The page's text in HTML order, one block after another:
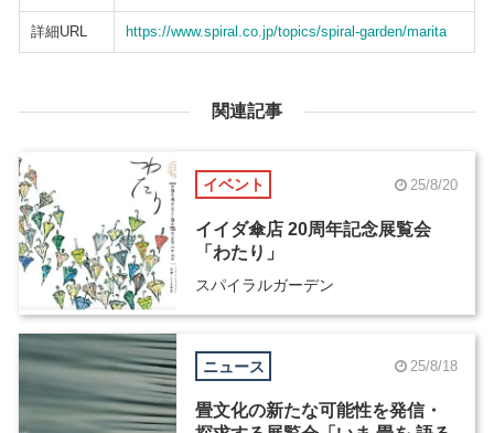
詳細URL https://www.spiral.co.jp/topics/spiral-garden/marita
関連記事
イベント 25/8/20
イイダ傘店 20周年記念展覧会
「わたり」
スパイラルガーデン
ニュース 25/8/18
畳文化の新たな可能性を発信・